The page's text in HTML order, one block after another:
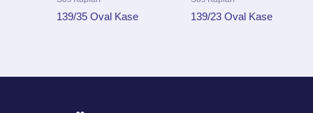
139/35 Oval Kase 139/23 Oval Kase